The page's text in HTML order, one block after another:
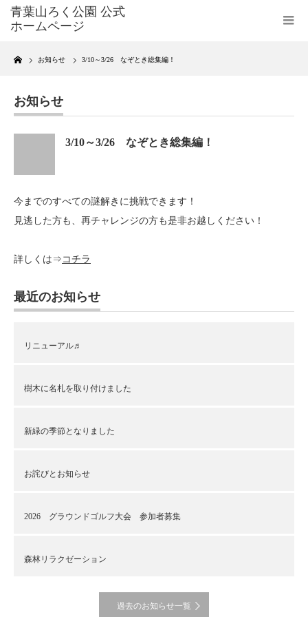
Home
お知らせ 3/10～3/26 なぞとき総集編！
お知らせ
3/10～3/26 なぞとき総集編！
今までのすべての謎解きに挑戦できます！
見逃した方も、再チャレンジの方も是非お越しください！
詳しくは⇒ コチラ
最近のお知らせ
リニューアル♬
樹木に名札を取り付けました
新緑の季節となりました
お詫びとお知らせ
2026 グラウンドゴルフ大会 参加者募集
森林リラクゼーション
過去のお知らせ一覧